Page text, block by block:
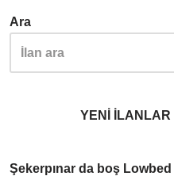
Ara
YENİ İLANLAR
Şekerpınar da boş Lowbed